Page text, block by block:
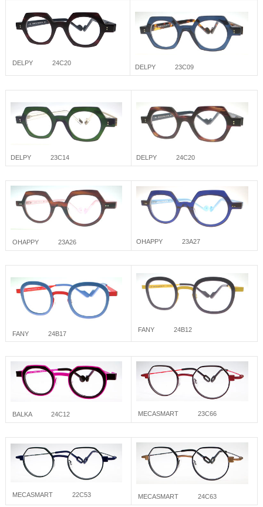
DELPY 24C20
DELPY 23C09
DELPY 23C14 DELPY 24C20
OHAPPY 23A26 OHAPPY 23A27
FANY 24B17
FANY 24B12
BALKA 24C12 MECASMART 23C66
MECASMART 22C53 MECASMART 24C63